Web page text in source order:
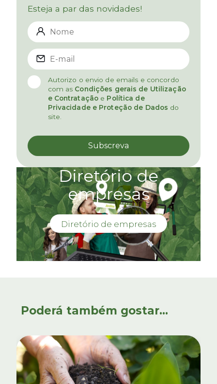
Esteja a par das novidades!
Autorizo o envio de emails e concordo
com as Condições gerais de Utilização
e Contratação e Política de
Privacidade e Proteção de Dados do
site.
Diretório de
empresas
Diretório de empresas
Poderá também gostar...